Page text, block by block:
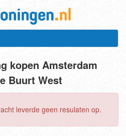
kopen Amsterdam
Buurt West
leverde geen resulaten op.